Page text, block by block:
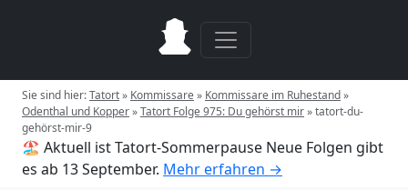
Sie sind hier:Tatort» Kommissare» Kommissare im Ruhestand»
Odenthal und Kopper»Tatort Folge 975: Du gehörst mir»tatort-du-
gehörst-mir-9
🏖️ Aktuell ist Tatort-Sommerpause Neue Folgen gibt
es ab 13 September. Mehr erfahren →